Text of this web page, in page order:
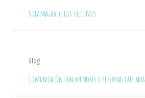
Bola mágica de los objetivos
Blog
Comunicación con menores o personas tuteladas